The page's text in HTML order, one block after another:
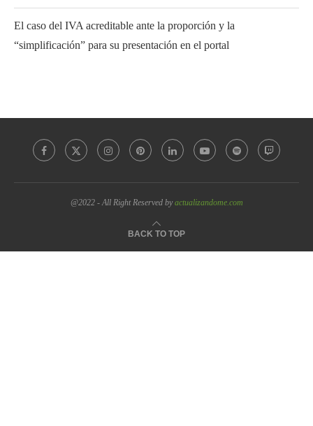
El caso del IVA acreditable ante la proporción y la
“simplificación” para su presentación en el portal
@2022 - All Right Reserved byactualizandome.com
BACK TO TOP